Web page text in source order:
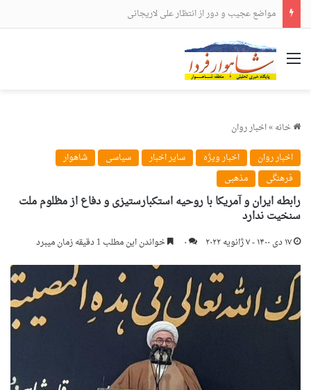
مواضع عجیب و دور از انتظار علی لاریجانی
منو
خانه»اخبار روان
اخبار روان
اخبار ویژه سایر اخبار سیاسی
شاهوار
فرهنگی
مذهبی
رابطه ایران و آمریکا با روحیه استکبارستیزی و دفاع از مظلوم ملت
سنخیت ندارد
۱۷ دی ۱۴۰۰ - ۷ ژانویه ۲۰۲۲ ۰ خواندن این مطلب 1 دقیقه زمان میبرد